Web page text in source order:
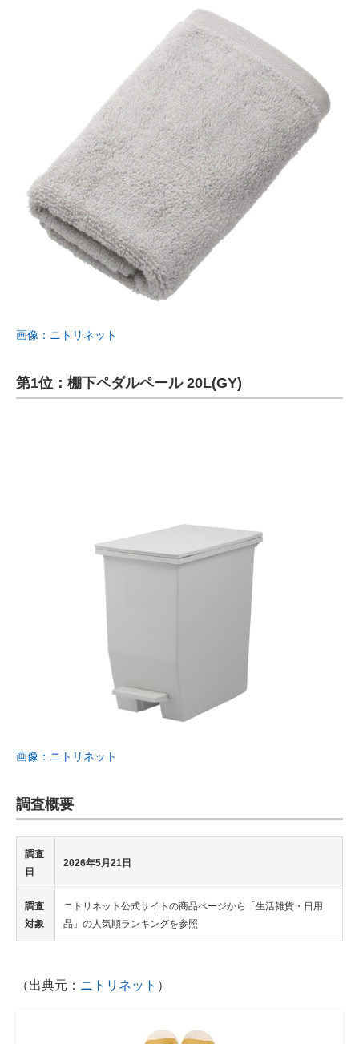
画像：ニトリネット
第1位：棚下ペダルペール 20L(GY)
画像：ニトリネット
調査概要
調査
日
2026年5月21日
調査
対象
ニトリネット公式サイトの商品ページから「生活雑貨・日用
品」の人気順ランキングを参照
（出典元： ニトリネット ）